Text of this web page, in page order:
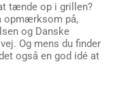
tænde op i grillen?
opmærksom på,
og Danske
Og mens du finder
også en god idé at